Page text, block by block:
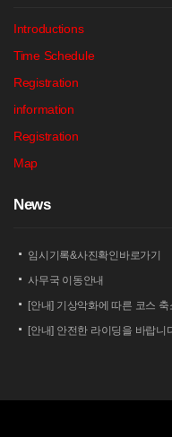
Introductions
Time Schedule
Registration
information
Registration
Map
News
임시기록&사진확인바로가기
사무국 이동안내
[안내] 기상악화에 따른 코스
[안내] 안전한 라이딩을 바랍니
[안내] 상남 부녀회 김밥 단체
2026 세나 설악그란폰도 보험